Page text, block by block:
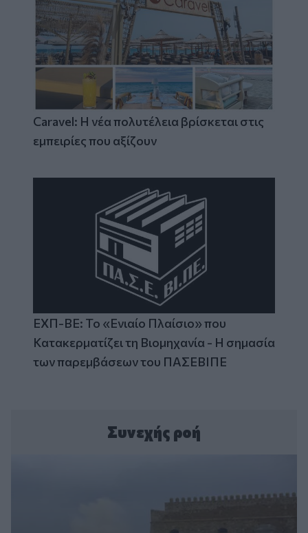
Caravel: Η νέα πολυτέλεια βρίσκεται στις
εμπειρίες που αξίζουν
ΕΧΠ-ΒΕ: Το «Ενιαίο Πλαίσιο» που
Κατακερματίζει τη Βιομηχανία - Η σημασία
των παρεμβάσεων του ΠΑΣΕΒΙΠΕ
Συνεχής ροή